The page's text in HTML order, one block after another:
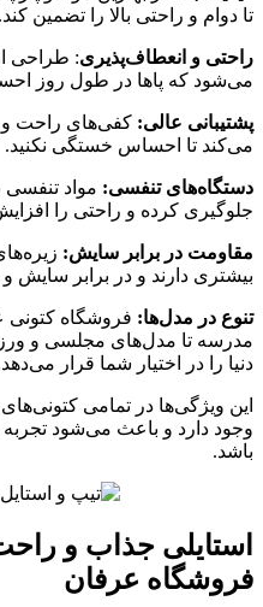
تا دوام و راحتی بالا را تضمین کند.
راحتی و انعطاف‌پذیری: طراحی
می‌شود که پاها در طول روز
پشتیبانی عالی: کفی‌های راحت و
می‌کند تا احساس خستگی نکنید.
دستگاه‌های تنفسی: مواد تنفسی
جلوگیری کرده و راحتی را
مقاومت در برابر سایش:
بیشتری دارند و در برابر سایش
تنوع در مدل‌ها: فروشگاه کتونی
مدرسه تا مدل‌های مجلسی و
دنیا را در اختیار شما قرار
این ویژگی‌ها در تمامی
وجود دارد و باعث می‌شود
باشد.
استایلی جذاب و
فروشگاه عرفان